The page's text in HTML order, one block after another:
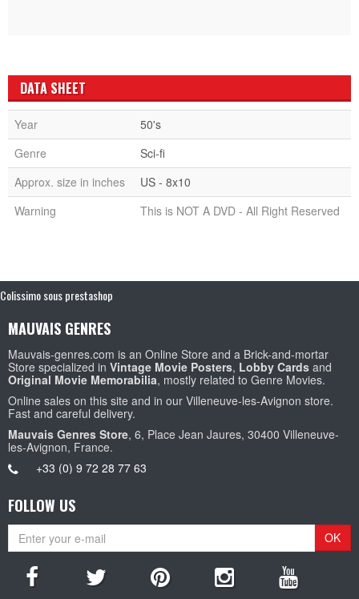
DATA SHEET
Year
50's
Genre
Sci-fi
Approx. size in inches
US - 8x10
Warning
This is NOT A DVD - All Right Reserved
Colissimo sous prestashop
MAUVAIS GENRES
Mauvais-genres.com is an Online Store and a Brick-and-mortar
Store specialized in Vintage Movie Posters, Lobby Cards and
Original Movie Memorabilia, mostly related to Genre Movies.
Online sales on this site and in our Villeneuve-les-Avignon store.
Fast and careful delivery.
Mauvais Genres Store, 6, Place Jean Jaures, 30400 Villeneuve-
les-Avignon, France.
+33 (0) 9 72 28 77 63
FOLLOW US
OK